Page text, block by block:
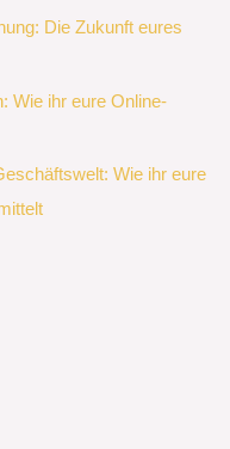
Die Zukunft eures
Wie ihr eure Online-
Wie ihr eure